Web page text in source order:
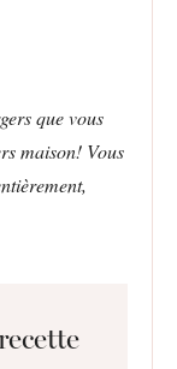
que vous
maison! Vous